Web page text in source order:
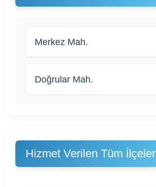
Merkez Mah.
Doğrular Mah.
Hizmet Verilen Tüm İlçeler